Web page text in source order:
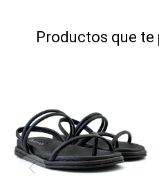
Productos que